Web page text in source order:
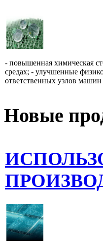
- повышенная химическая
средах; - улучшенные
ответственных узлов
Новые